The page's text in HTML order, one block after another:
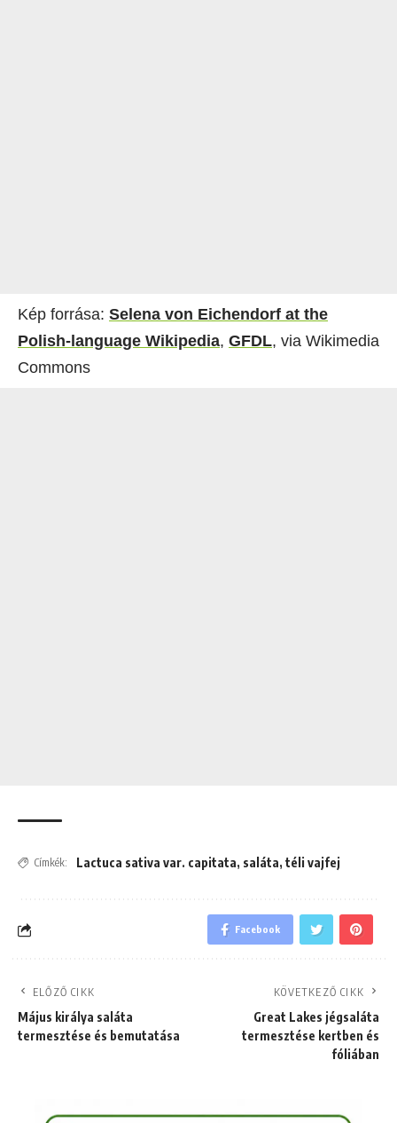
Kép forrása: Selena von Eichendorf at the
Polish-language Wikipedia, GFDL, via Wikimedia
Commons
Címkék: Lactuca sativa var. capitata, saláta, téli vajfej
Facebook
ELŐZŐ CIKK
Május királya saláta
termesztése és bemutatása
KÖVETKEZŐ CIKK
Great Lakes jégsaláta
termesztése kertben és
fóliában